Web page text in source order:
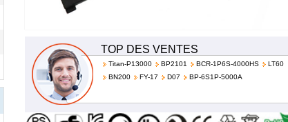
TOP DES VENTES
Titan-P13000 BP2101 BCR-1P6S-4000HS
LT60
BN200
FY-17 D07 BP-6S1P-5000A